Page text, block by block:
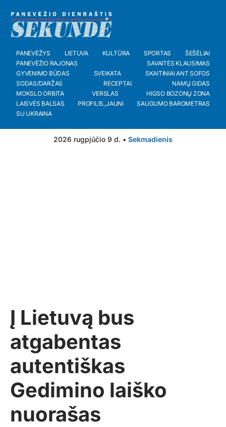
PANEVĖŽYS LIETUVA KULTŪRA SPORTAS
ŠEŠĖLIAI
PANEVĖŽIO RAJONAS
SAVAITĖS KLAUSIMAS
GYVENIMO BŪDAS
SVEIKATA
SKAITINIAI ANT SOFOS
SODAS/DARŽAS
RECEPTAI
NAMŲ GIDAS
MOKSLO ORBITA
VERSLAS
HIGSO BOZONŲ ZONA
LAISVĖS BALSAS
PROFILIS_JAUNI
SAUGUMO BAROMETRAS
SU UKRAINA
2026 rugpjūčio 9 d. • Sekmadienis
Į Lietuvą bus
atgabentas
autentiškas
Gedimino laiško
nuorašas